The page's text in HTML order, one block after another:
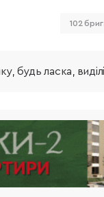
102
будь ласка,